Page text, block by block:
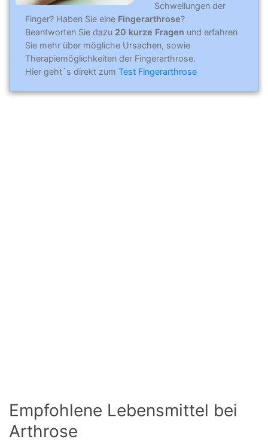
Schwellungen der
Finger? Haben Sie eine Fingerarthrose?
Beantworten Sie dazu 20 kurze Fragen und erfahren
Sie mehr über mögliche Ursachen, sowie
Therapiemöglichkeiten der Fingerarthrose.
Hier geht`s direkt zum Test Fingerarthrose
Empfohlene Lebensmittel bei
Arthrose